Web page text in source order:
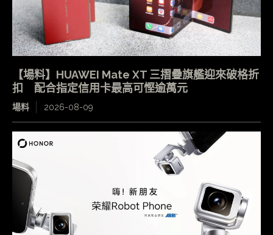
【場料】HUAWEI Mate XT 三摺疊旗艦迎來破格折
扣 配合指定信用卡最高可慳逾萬元
場料 2026-08-09